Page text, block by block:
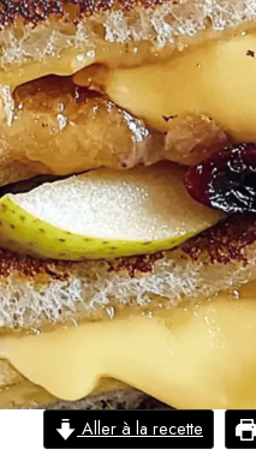
Aller à la recette